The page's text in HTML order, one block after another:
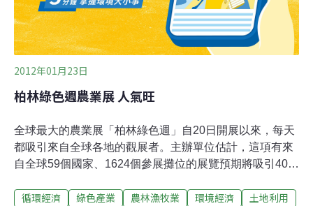
2012年01月23日
柏林綠色週農業展 人氣旺
全球最大的農業展「柏林綠色週」自20日開展以來，每天
都吸引來自全球各地的觀展者。主辦單位估計，這項有來
自全球59個國家、1624個參展攤位的展覽預期將吸引40萬
業相關主題展，除了德國各邦的農業成果，還有各國推出
循環經濟 綠色產業 農林漁牧業 環境經濟
土地利用